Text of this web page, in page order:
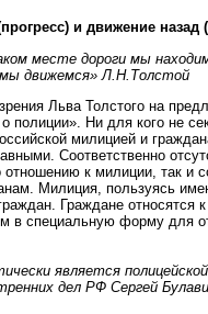
и движение назад
месте дороги мы
мы движемся» Л.Н.Толстой
Льва Толстого на
полиции». Ни для кого не
милицией и
Соответственно
отношению к милиции, так и
Милиция, пользуясь
Граждане относятся
в специальную форму для
является полицейской
дел РФ Сергей